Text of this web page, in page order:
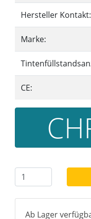
Hersteller Kontakt:
Marke:
CE:
Ab Lager